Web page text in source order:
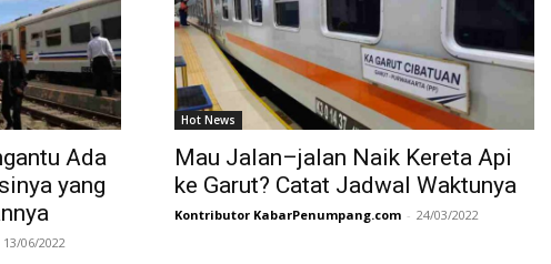
Ada
yang
13/06/2022
Hot News
Mau Jalan–jalan Naik Kereta Api
ke Garut? Catat Jadwal Waktunya
Kontributor KabarPenumpang.com - 24/03/2022